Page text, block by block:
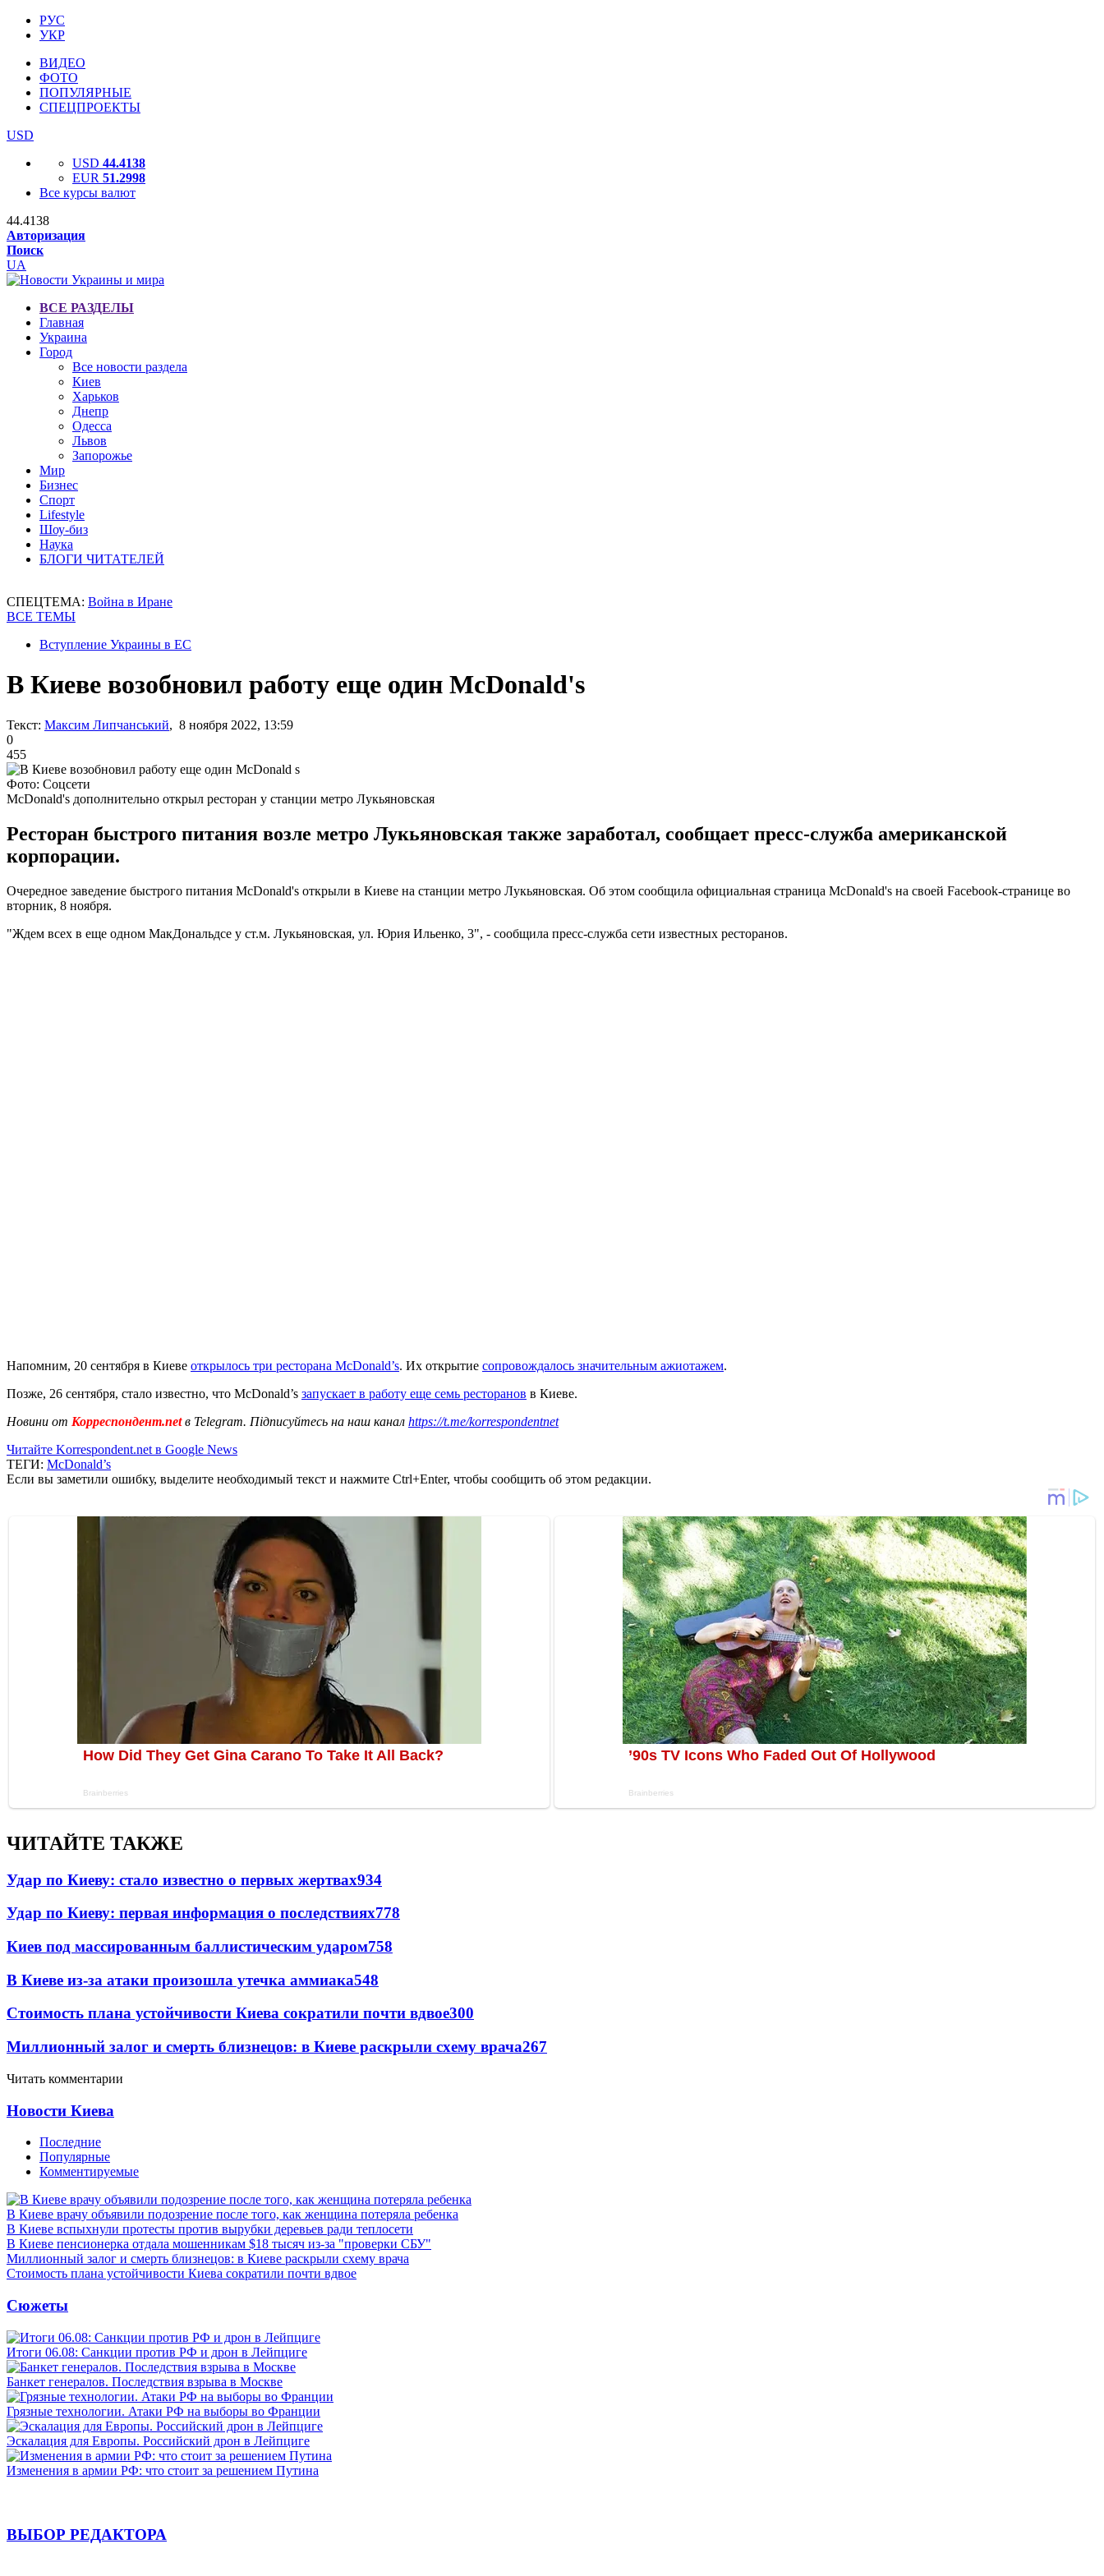
РУС
УКР
ВИДЕО
ФОТО
ПОПУЛЯРНЫЕ
СПЕЦПРОЕКТЫ
USD
USD 44.4138
EUR 51.2998
Все курсы валют
44.4138
Авторизация
Поиск
UA
ВСЕ РАЗДЕЛЫ
Главная
Украина
Город
Все новости раздела
Киев
Харьков
Днепр
Одесса
Львов
Запорожье
Мир
Бизнес
Спорт
Lifestyle
Шоу-биз
Наука
БЛОГИ ЧИТАТЕЛЕЙ
СПЕЦТЕМА: Война в Иране
ВСЕ ТЕМЫ
Вступление Украины в ЕС
В Киеве возобновил работу еще один McDonald's
Текст: Максим Липчанський, 8 ноября 2022, 13:59
0
455
Фото: Соцсети
McDonald's дополнительно открыл ресторан у станции метро Лукьяновская
Ресторан быстрого питания возле метро Лукьяновская также заработал, сообщает пресс-служба американской
корпорации.
Очередное заведение быстрого питания McDonald's открыли в Киеве на станции метро Лукьяновская. Об этом сообщила официальная страница McDonald's на своей Facebook-странице во
вторник, 8 ноября.
"Ждем всех в еще одном МакДональдсе у ст.м. Лукьяновская, ул. Юрия Ильенко, 3", - сообщила пресс-служба сети известных ресторанов.
Напомним, 20 сентября в Киеве открылось три ресторана McDonald’s. Их открытие сопровождалось значительным ажиотажем.
Позже, 26 сентября, стало известно, что McDonald’s запускает в работу еще семь ресторанов в Киеве.
Новини от Корреспондент.netв Telegram. Підписуйтесь на наш канал https://t.me/korrespondentnet
Читайте Korrespondent.net в Google News
ТЕГИ: McDonald’s
Если вы заметили ошибку, выделите необходимый текст и нажмите Ctrl+Enter, чтобы сообщить об этом редакции.
ЧИТАЙТЕ ТАКЖЕ
Удар по Киеву: стало известно о первых жертвах934
Удар по Киеву: первая информация о последствиях778
Киев под массированным баллистическим ударом758
В Киеве из-за атаки произошла утечка аммиака548
Стоимость плана устойчивости Киева сократили почти вдвое300
Миллионный залог и смерть близнецов: в Киеве раскрыли схему врача267
Читать комментарии
Новости Киева
Последние
Популярные
Комментируемые
В Киеве врачу объявили подозрение после того, как женщина потеряла ребенка
В Киеве вспыхнули протесты против вырубки деревьев ради теплосети
В Киеве пенсионерка отдала мошенникам $18 тысяч из-за "проверки СБУ"
Миллионный залог и смерть близнецов: в Киеве раскрыли схему врача
Стоимость плана устойчивости Киева сократили почти вдвое
Сюжеты
Итоги 06.08: Санкции против РФ и дрон в Лейпциге
Банкет генералов. Последствия взрыва в Москве
Грязные технологии. Атаки РФ на выборы во Франции
Эскалация для Европы. Российский дрон в Лейпциге
Изменения в армии РФ: что стоит за решением Путина
ВЫБОР РЕДАКТОРА